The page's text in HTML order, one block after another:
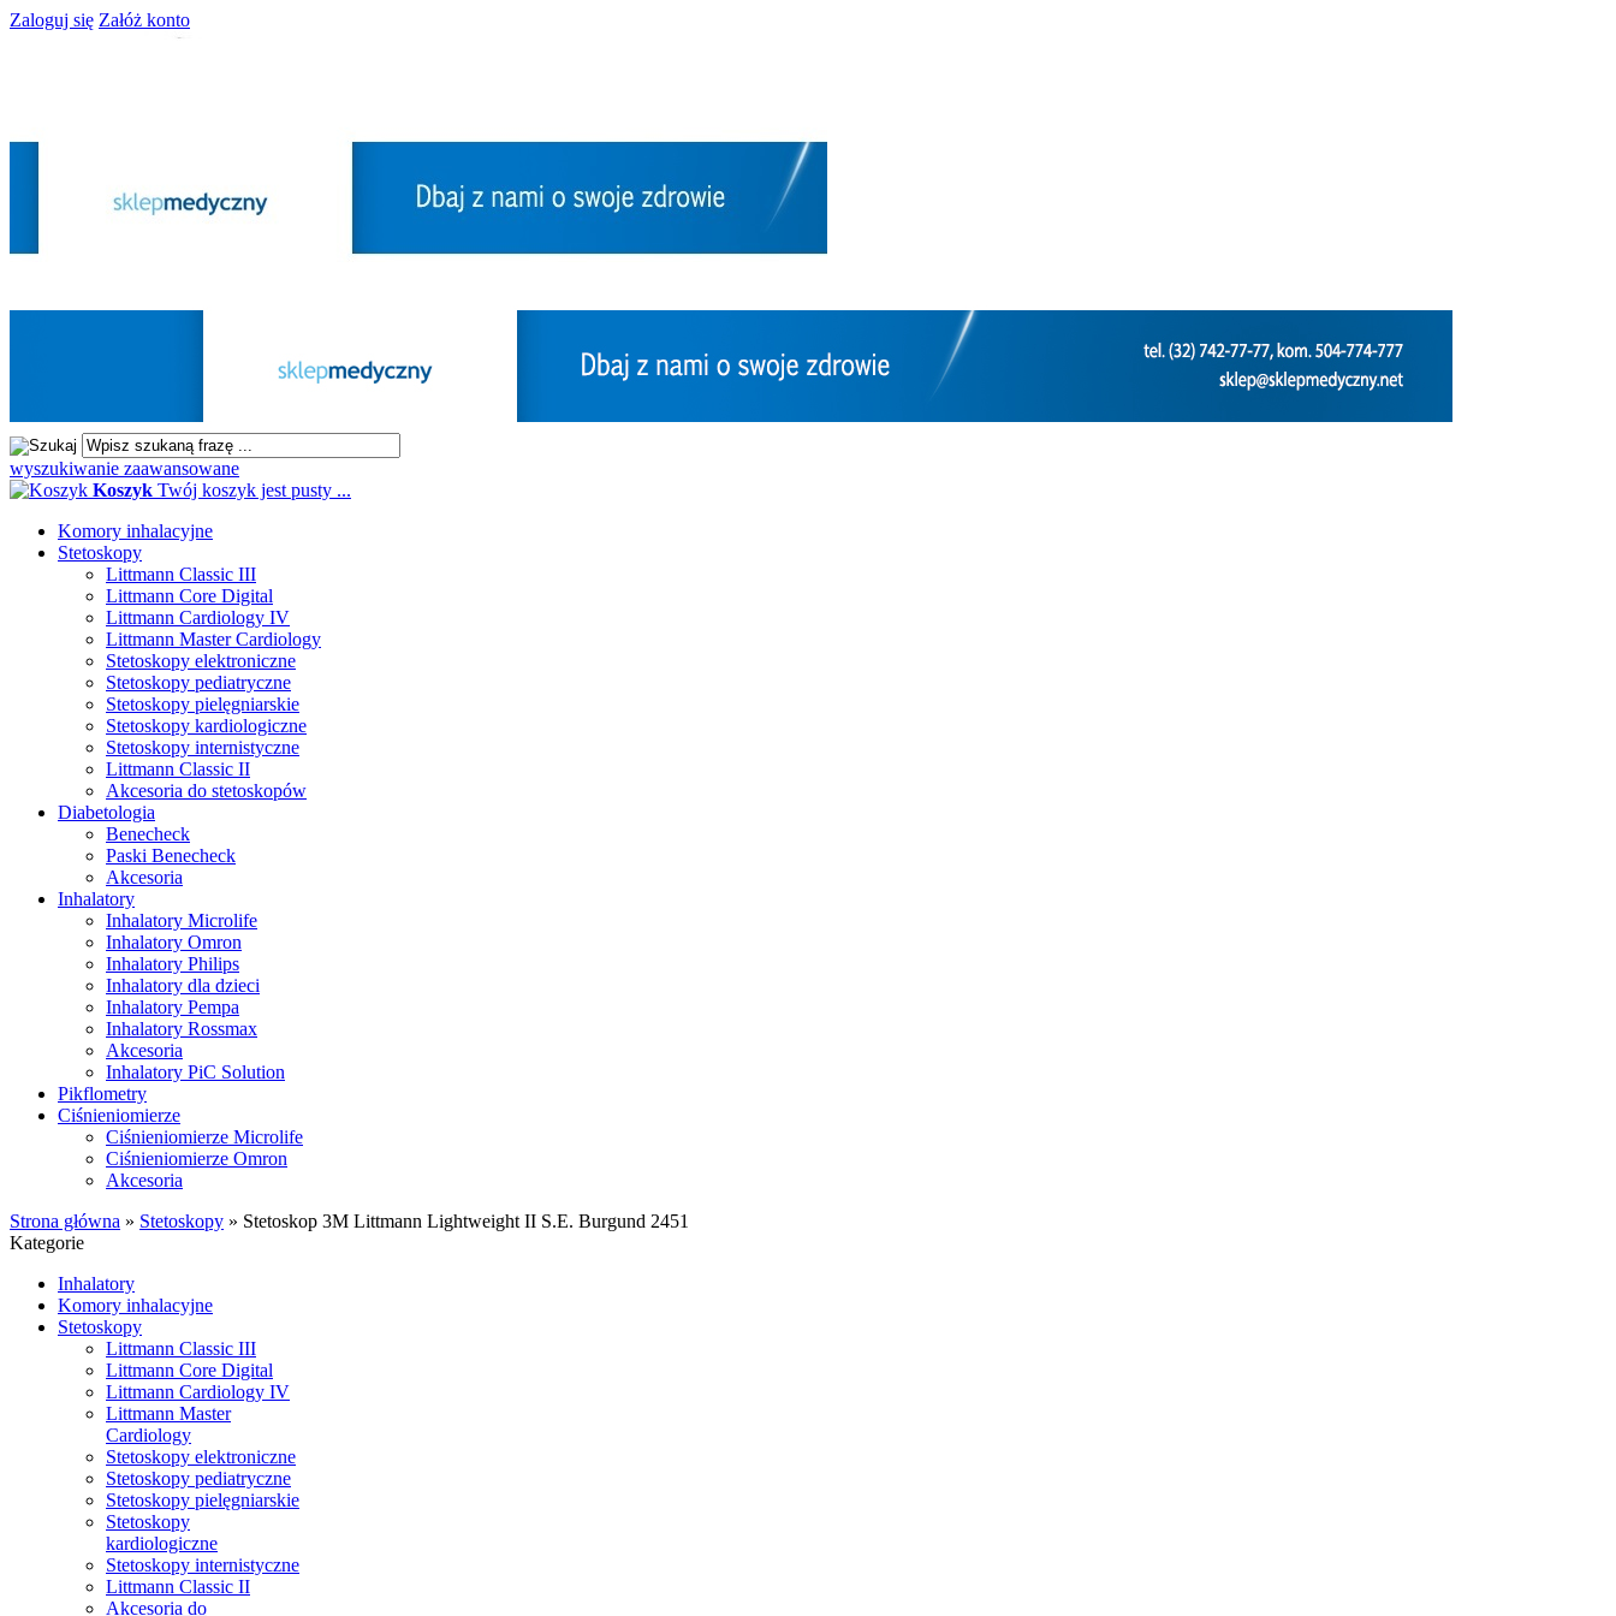
Zaloguj się Załóż konto
wyszukiwanie zaawansowane
Koszyk Twój koszyk jest pusty ...
Komory inhalacyjne
Stetoskopy
Littmann Classic III
Littmann Core Digital
Littmann Cardiology IV
Littmann Master Cardiology
Stetoskopy elektroniczne
Stetoskopy pediatryczne
Stetoskopy pielęgniarskie
Stetoskopy kardiologiczne
Stetoskopy internistyczne
Littmann Classic II
Akcesoria do stetoskopów
Diabetologia
Benecheck
Paski Benecheck
Akcesoria
Inhalatory
Inhalatory Microlife
Inhalatory Omron
Inhalatory Philips
Inhalatory dla dzieci
Inhalatory Pempa
Inhalatory Rossmax
Akcesoria
Inhalatory PiC Solution
Pikflometry
Ciśnieniomierze
Ciśnieniomierze Microlife
Ciśnieniomierze Omron
Akcesoria
Strona główna » Stetoskopy » Stetoskop 3M Littmann Lightweight II S.E. Burgund 2451
Kategorie
Inhalatory
Komory inhalacyjne
Stetoskopy
Littmann Classic III
Littmann Core Digital
Littmann Cardiology IV
Littmann Master
Cardiology
Stetoskopy elektroniczne
Stetoskopy pediatryczne
Stetoskopy pielęgniarskie
Stetoskopy
kardiologiczne
Stetoskopy internistyczne
Littmann Classic II
Akcesoria do